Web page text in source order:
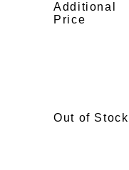
Additional
Price
Out of Stock